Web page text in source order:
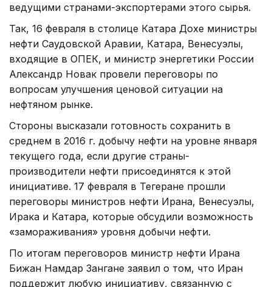
ведущими странами-экспортерами этого сырья.
Так, 16 февраля в столице Катара Дохе министры
нефти Саудовской Аравии, Катара, Венесуэлы,
входящие в ОПЕК, и министр энергетики России
Александр Новак провели переговоры по
вопросам улучшения ценовой ситуации на
нефтяном рынке.
Стороны высказали готовность сохранить в
среднем в 2016 г. добычу нефти на уровне января
текущего года, если другие страны-
производители нефти присоединятся к этой
инициативе. 17 февраля в Тегеране прошли
переговоры министров нефти Ирана, Венесуэлы,
Ирака и Катара, которые обсудили возможность
«замораживания» уровня добычи нефти.
По итогам переговоров министр нефти Ирана
Бижан Намдар Зангане заявил о том, что Иран
поддержит любую инициативу, связанную с